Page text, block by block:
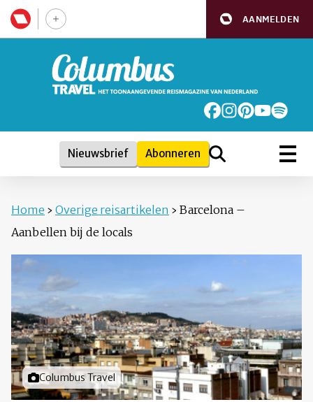
AANMELDEN
Nieuwsbrief Abonneren
Home › Overige reisartikelen › Barcelona –
Aanbellen bij de locals
Foto door
Columbus Travel